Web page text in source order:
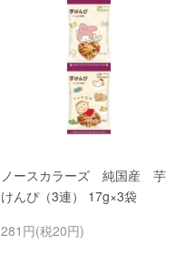
ノースカラーズ 純国産 芋
けんぴ（3連） 17g×3袋
281円(税20円)